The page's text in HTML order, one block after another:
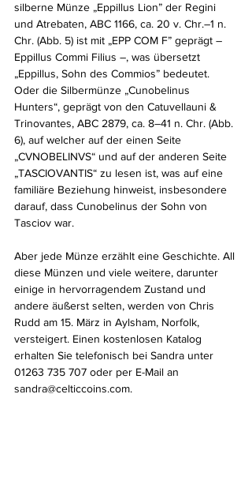
silberne Münze „Eppillus Lion” der Regini
und Atrebaten, ABC 1166, ca. 20 v. Chr.–1 n.
Chr. (Abb. 5) ist mit „EPP COM F” geprägt –
Eppillus Commi Filius –, was übersetzt
„Eppillus, Sohn des Commios” bedeutet.
Oder die Silbermünze „Cunobelinus
Hunters“, geprägt von den Catuvellauni &
Trinovantes, ABC 2879, ca. 8–41 n. Chr. (Abb.
6), auf welcher auf der einen Seite
„CVNOBELINVS“ und auf der anderen Seite
„TASCIOVANTIS“ zu lesen ist, was auf eine
familiäre Beziehung hinweist, insbesondere
darauf, dass Cunobelinus der Sohn von
Tasciov war.
Aber jede Münze erzählt eine Geschichte. All
diese Münzen und viele weitere, darunter
einige in hervorragendem Zustand und
andere äußerst selten, werden von Chris
Rudd am 15. März in Aylsham, Norfolk,
versteigert. Einen kostenlosen Katalog
erhalten Sie telefonisch bei Sandra unter
01263 735 707 oder per E-Mail an
sandra@celticcoins.com.